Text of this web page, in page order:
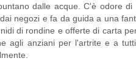
dalle acque. C'è odore
negozi e fa da guida a una
di rondine e offerte di carta
agli anziani per l'artrite e a